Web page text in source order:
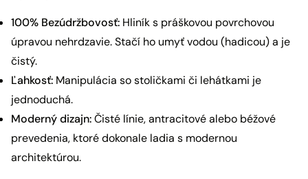
100% Bezúdržbovosť: Hliník s práškovou povrchovou
úpravou nehrdzavie. Stačí ho umyť vodou (hadicou) a je
čistý.
Ľahkosť: Manipulácia so stoličkami či lehátkami je
jednoduchá.
Moderný dizajn:Čisté línie, antracitové alebo béžové
prevedenia, ktoré dokonale ladia s modernou
architektúrou.